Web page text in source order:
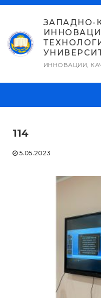
Перейти
содержимому
ЗАПАДНО-
ИННОВАЦИИ,
114
5.05.2023